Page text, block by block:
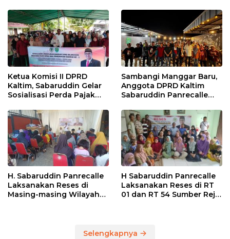
Ketua Komisi II DPRD
Kaltim, Sabaruddin Gelar
Sosialisasi Perda Pajak
Sepinggan Raya
Balikpapan
Sambangi Manggar Baru,
Anggota DPRD Kaltim
Sabaruddin Panrecalle
Balikpapan
H. Sabaruddin Panrecalle
Laksanakan Reses di
Masing-masing Wilayah
H Sabaruddin Panrecalle
Laksanakan Reses di RT
01 dan RT 54 Sumber Rejo
Selengkapnya